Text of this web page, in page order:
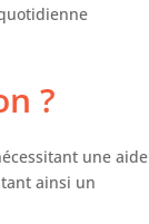
?
une aide
ainsi un